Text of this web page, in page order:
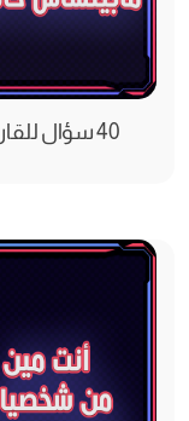
40 سؤال للقارئ اللي مابينساش!